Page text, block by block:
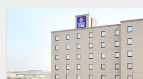
上の豊富なメニューを
□時間：06:45～09:00
■大浴場のご案内
地下１階にあるラジウ